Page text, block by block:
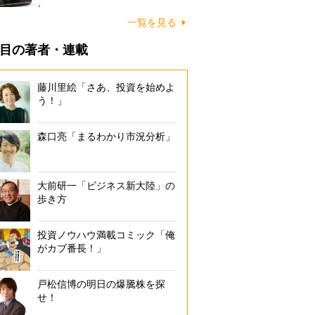
一覧を見る
の著者・連載
藤川里絵「さあ、投資を始めよ
う！」
森口亮「まるわかり市況分析」
大前研一「ビジネス新大陸」の
歩き方
投資ノウハウ満載コミック「俺
がカブ番長！」
戸松信博の明日の爆騰株を探
せ！